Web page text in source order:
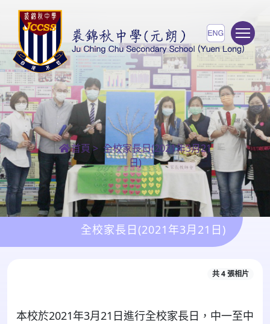
首頁 > 全校家長日(2021年3月21
日)
全校家長日(2021年3月21日)
共 4 張相片
本校於2021年3月21日進行全校家長日，中一至中